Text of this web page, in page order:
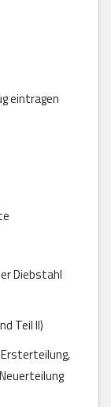
eintragen
Diebstahl
Teil II)